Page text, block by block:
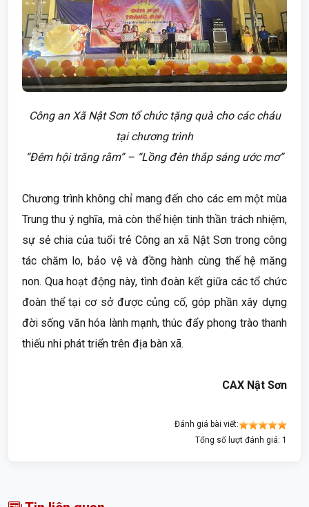
Công an Xã Nật Sơn tổ chức tặng quà cho các cháu
tại chương trình
“Đêm hội trăng rằm” – “Lồng đèn thắp sáng ước mơ”
Chương trình không chỉ mang đến cho các em một mùa
Trung thu ý nghĩa, mà còn thể hiện tinh thần trách nhiệm,
sự sẻ chia của tuổi trẻ Công an xã Nật Sơn trong công
tác chăm lo, bảo vệ và đồng hành cùng thế hệ măng
non. Qua hoạt động này, tình đoàn kết giữa các tổ chức
đoàn thể tại cơ sở được củng cố, góp phần xây dựng
đời sống văn hóa lành mạnh, thúc đẩy phong trào thanh
thiếu nhi phát triển trên địa bàn xã.
CAX Nật Sơn
Đánh giá bài viết:
Tổng số lượt đánh giá: 1